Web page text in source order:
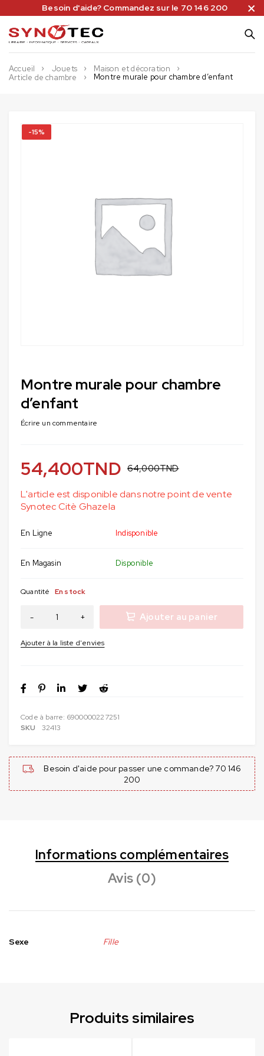
Besoin d'aide? Commandez sur le 70 146 200
Accueil Jouets
Maison et décoration
Article de chambre
Montre murale pour chambre d’enfant
-15%
Montre murale pour chambre
d’enfant
Écrire un commentaire
64,000TND
54,400TND
L'article est disponible dans notre point de vente
Synotec Citè Ghazela
En Ligne Indisponible
En Magasin Disponible
Quantité En stock
Ajouter au panier
Code à barre: 6900000227251
SKU
32413
Besoin d'aide pour passer une commande? 70 146
200
Informations complémentaires
Avis (0)
Sexe Fille
Produits similaires